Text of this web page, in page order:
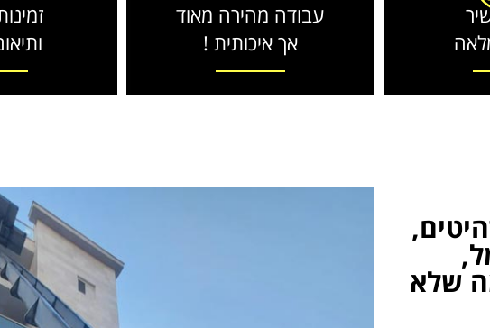
עבודה מהירה מאוד
אך איכותית !
עד קומה 9 של רהיטים,
שלא